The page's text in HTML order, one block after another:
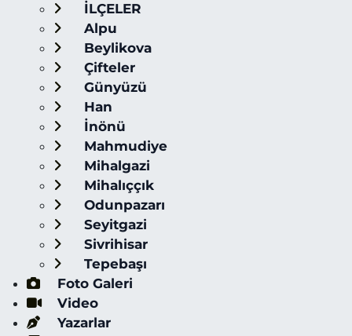
İLÇELER
Alpu
Beylikova
Çifteler
Günyüzü
Han
İnönü
Mahmudiye
Mihalgazi
Mihalıççık
Odunpazarı
Seyitgazi
Sivrihisar
Tepebaşı
Foto Galeri
Video
Yazarlar